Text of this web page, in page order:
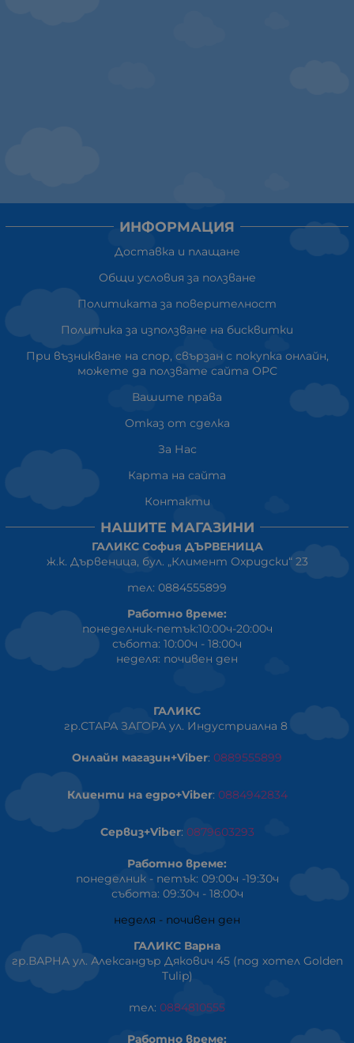
ИНФОРМАЦИЯ
Доставка и плащане
Общи условия за ползване
Политиката за поверителност
Политика за използване на бисквитки
При възникване на спор, свързан с покупка онлайн,
можете да ползвате сайта ОРС
Вашите права
Отказ от сделка
За Нас
Карта на сайта
Контакти
НАШИТЕ МАГАЗИНИ
ГАЛИКС София ДЪРВЕНИЦА
ж.к. Дървеница, бул. „Климент Охридски“ 23
тел: 0884555899
Работно време:
понеделник-петък:10:00ч-20:00ч
събота: 10:00ч - 18:00ч
неделя: почивен ден
ГАЛИКС
гр.СТАРА ЗАГОРА ул. Индустриална 8
Онлайн магазин+Viber: 0889555899
Клиенти на едро+Viber: 0884942834
Сервиз+Viber: 0879603293
Работно време:
понеделник - петък: 09:00ч -19:30ч
събота: 09:30ч - 18:00ч
неделя - почивен ден
ГАЛИКС Варна
гр.ВАРНА ул. Александър Дякович 45 (под хотел Golden
Tulip)
тел: 0884810555
Работно време: